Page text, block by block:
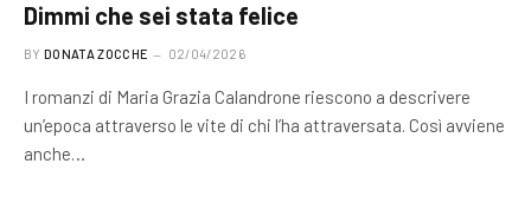
Dimmi che sei stata felice
BY DONATA ZOCCHE 02/04/2026
I romanzi di Maria Grazia Calandrone riescono a descrivere
un’epoca attraverso le vite di chi l’ha attraversata. Così avviene
anche…